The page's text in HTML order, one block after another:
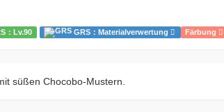
：Lv.90 GRS：Materialverwertung Färbung
süßen Chocobo-Mustern.